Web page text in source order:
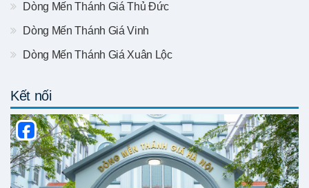
Dòng Mến Thánh Giá Thủ Đức
Dòng Mến Thánh Giá Vinh
Dòng Mến Thánh Giá Xuân Lộc
Kết nối